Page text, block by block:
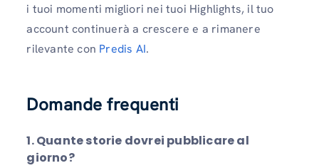
i tuoi momenti migliori nei tuoi Highlights, il tuo
account continuerà a crescere e a rimanere
rilevante con Predis AI.
Domande frequenti
1.Quante storie dovrei pubblicare al
giorno?